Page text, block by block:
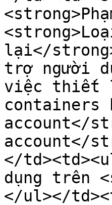
lại</
trợ người
việc thiết
containers
account</
account</
</
dụng trên
</ul></